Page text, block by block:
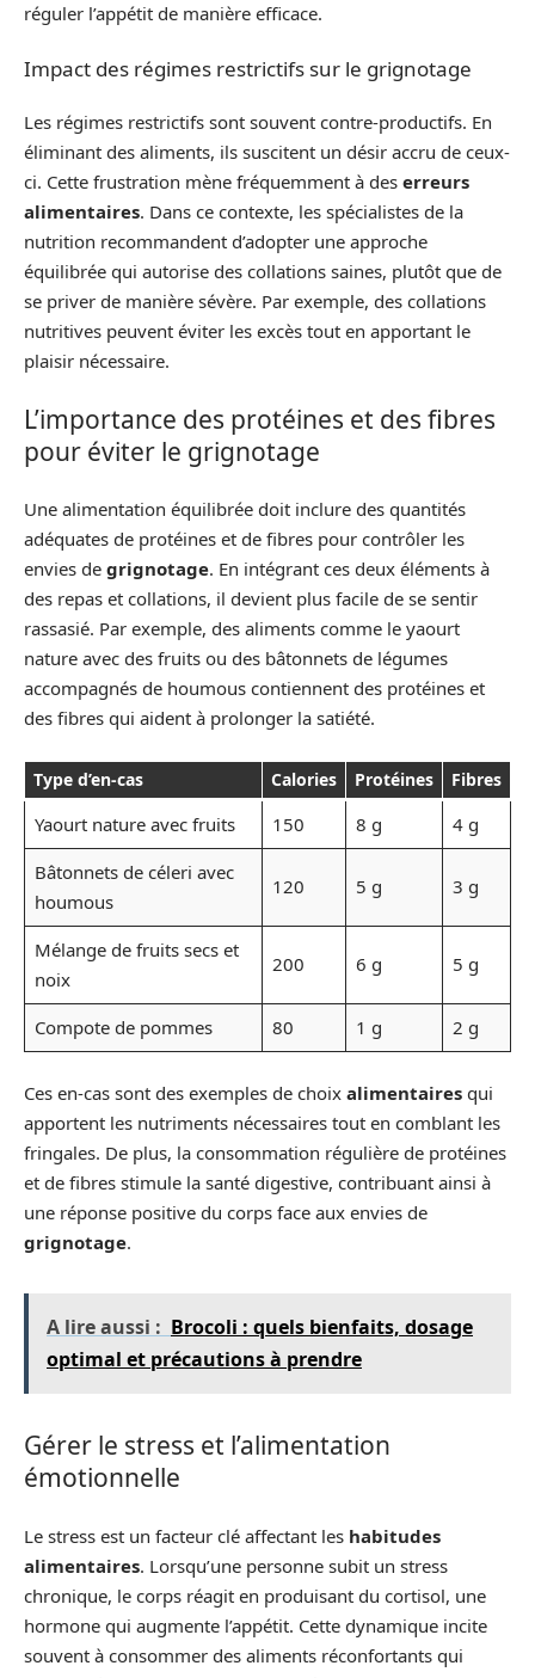
réguler l’appétit de manière efficace.
Impact des régimes restrictifs sur le grignotage
Les régimes restrictifs sont souvent contre-productifs. En
éliminant des aliments, ils suscitent un désir accru de ceux-
ci. Cette frustration mène fréquemment à des erreurs
alimentaires. Dans ce contexte, les spécialistes de la
nutrition recommandent d’adopter une approche
équilibrée qui autorise des collations saines, plutôt que de
se priver de manière sévère. Par exemple, des collations
nutritives peuvent éviter les excès tout en apportant le
plaisir nécessaire.
L’importance des protéines et des fibres
pour éviter le grignotage
Une alimentation équilibrée doit inclure des quantités
adéquates de protéines et de fibres pour contrôler les
envies de grignotage. En intégrant ces deux éléments à
des repas et collations, il devient plus facile de se sentir
rassasié. Par exemple, des aliments comme le yaourt
nature avec des fruits ou des bâtonnets de légumes
accompagnés de houmous contiennent des protéines et
des fibres qui aident à prolonger la satiété.
Type d’en-cas Calories Protéines Fibres
Yaourt nature avec fruits 150 8 g
4 g
Bâtonnets de céleri avec
houmous
120 5 g 3 g
Mélange de fruits secs et
noix
200 6 g 5 g
Compote de pommes 80 1 g 2 g
Ces en-cas sont des exemples de choix alimentaires qui
apportent les nutriments nécessaires tout en comblant les
fringales. De plus, la consommation régulière de protéines
et de fibres stimule la santé digestive, contribuant ainsi à
une réponse positive du corps face aux envies de
grignotage.
A lire aussi : Brocoli : quels bienfaits, dosage
optimal et précautions à prendre
Gérer le stress et l’alimentation
émotionnelle
Le stress est un facteur clé affectant les habitudes
alimentaires. Lorsqu’une personne subit un stress
chronique, le corps réagit en produisant du cortisol, une
hormone qui augmente l’appétit. Cette dynamique incite
souvent à consommer des aliments réconfortants qui